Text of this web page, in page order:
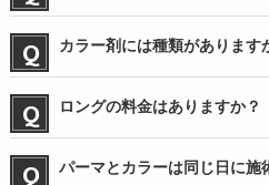
カラー剤には種類があります
ロングの料金はありますか？
パーマとカラーは同じ日に施